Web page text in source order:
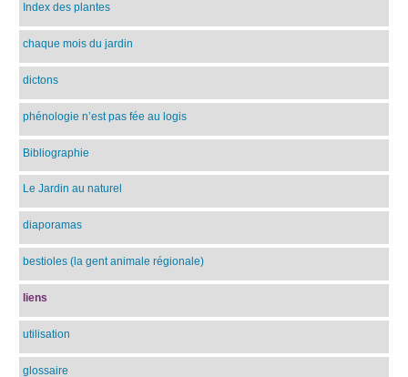
Index des plantes
chaque mois du jardin
dictons
phénologie n’est pas fée au logis
Bibliographie
Le Jardin au naturel
diaporamas
bestioles (la gent animale régionale)
liens
utilisation
glossaire